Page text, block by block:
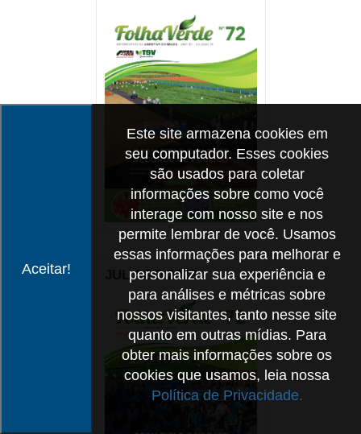
JUL AGO 2022
Aceitar!
Este site armazena cookies em
seu computador. Esses cookies
são usados para coletar
informações sobre como você
interage com nosso site e nos
permite lembrar de você. Usamos
essas informações para melhorar e
personalizar sua experiência e
para análises e métricas sobre
nossos visitantes, tanto nesse site
quanto em outras mídias. Para
obter mais informações sobre os
cookies que usamos, leia nossa
Política de Privacidade.